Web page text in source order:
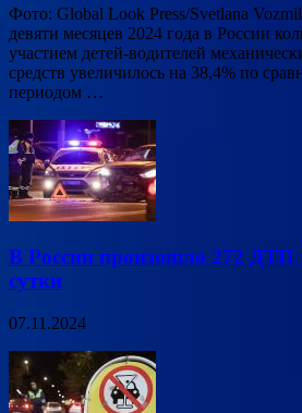
Фото: Global Look Press/Svetlana
девяти месяцев 2024 года в России
участием детей-водителей
средств увеличилось на 38,4% по
периодом …
В России произошло 272 ДТП
сутки
07.11.2024